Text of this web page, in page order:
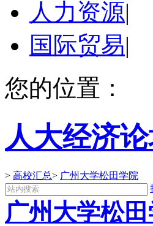
人力资源|
国际贸易|
您的位置：
人大经济
> 高校汇总> 广州大学松田学院
广州大学松